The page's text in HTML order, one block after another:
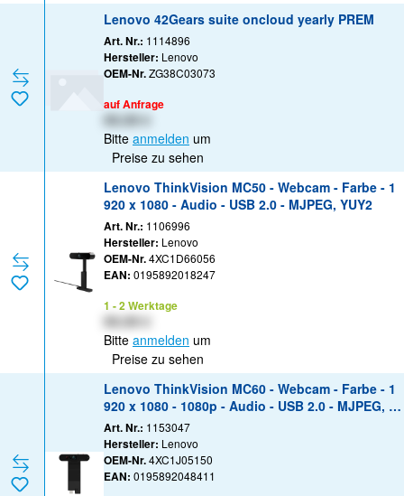
Lenovo 42Gears suite oncloud yearly PREM
Art. Nr.: 1114896
Hersteller: Lenovo
OEM-Nr.ZG38C03073
auf Anfrage
Bitte anmelden um
Preise zu sehen
Lenovo ThinkVision MC50 - Webcam - Farbe - 1
920 x 1080 - Audio - USB 2.0 - MJPEG, YUY2
Art. Nr.: 1106996
Hersteller: Lenovo
OEM-Nr.4XC1D66056
EAN: 0195892018247
1 - 2 Werktage
XX,XX €
Bitte anmelden um
Preise zu sehen
Lenovo ThinkVision MC60 - Webcam - Farbe - 1
920 x 1080 - 1080p - Audio - USB 2.0 - MJPEG, Y
UY2
Art. Nr.: 1153047
Hersteller: Lenovo
OEM-Nr.4XC1J05150
EAN: 0195892048411